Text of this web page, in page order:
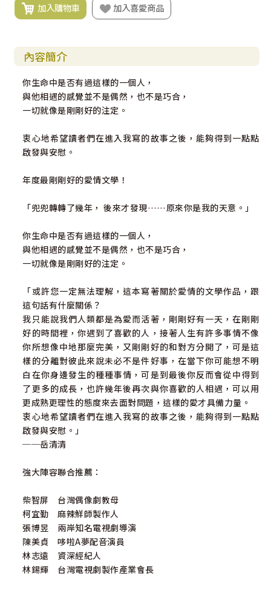
加入購物車 加入喜愛商品
內容簡介
你生命中是否有過這樣的一個人，
與他相遇的感覺並不是偶然，也不是巧合，
一切就像是剛剛好的注定。
衷心地希望讀者們在進入我寫的故事之後，能夠得到一點點
啟發與安慰。
年度最剛剛好的愛情文學！
「兜兜轉轉了幾年， 後來才發現……原來你是我的天意。」
你生命中是否有過這樣的一個人，
與他相遇的感覺並不是偶然，也不是巧合，
一切就像是剛剛好的注定。
「或許您一定無法理解，這本寫著關於愛情的文學作品，跟
這句話有什麼關係？
我只能說我們人類都是為愛而活著，剛剛好有一天，在剛剛
好的時間裡，你遇到了喜歡的人，接著人生有許多事情不像
你所想像中地那麼完美，又剛剛好的和對方分開了，可是這
樣的分離對彼此來說未必不是件好事，在當下你可能想不明
白在你身邊發生的種種事情，可是到最後你反而會從中得到
了更多的成長，也許幾年後再次與你喜歡的人相遇，可以用
更成熟更理性的態度來去面對問題，這樣的愛才具備力量。
衷心地希望讀者們在進入我寫的故事之後，能夠得到一點點
啟發與安慰。」
──岳清清
強大陣容聯合推薦：
柴智屏 台灣偶像劇教母
柯宜勤 麻辣鮮師製作人
張博昱 兩岸知名電視劇導演
陳美貞 哆啦A夢配音演員
林志遠 資深經紀人
林錫輝 台灣電視劇製作產業會長